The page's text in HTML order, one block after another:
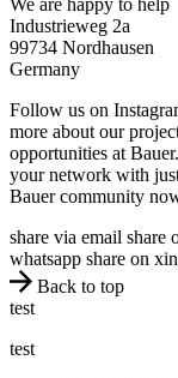
We are happy to help
Industrieweg 2a
99734 Nordhausen
Germany
Follow us on
more about our
opportunities at
your network with
Bauer community
share via email share
whatsapp share on
Back to top
test
test